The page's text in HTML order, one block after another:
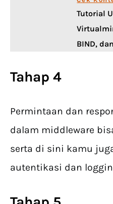
Tutorial
BIND,
Tahap 4
Permintaan dan
dalam middleware
serta di sini kamu
autentikasi dan